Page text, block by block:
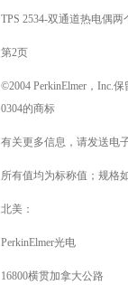
TPS 2534-双通道热电偶
第2页
©2004 PerkinElmer，Inc.
0304的商标
有关更多信息，请发送电
所有值均为标称值；规格
北美：
PerkinElmer光电
16800横贯加拿大公路